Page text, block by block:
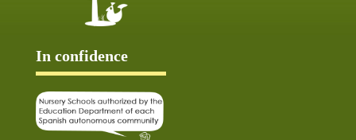
In confidence